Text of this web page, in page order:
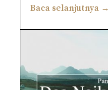
Baca selanjutnya →